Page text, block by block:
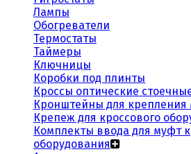
Лампы
Обогреватели
Термостаты
Таймеры
Ключницы
Коробки под плинты
Кроссы оптические
Кронштейны для крепления
Крепеж для кроссового
Комплекты ввода для муфт
оборудования